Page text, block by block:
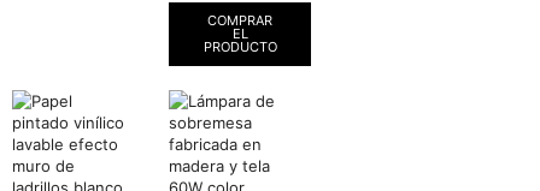
COMPRAR
EL
PRODUCTO